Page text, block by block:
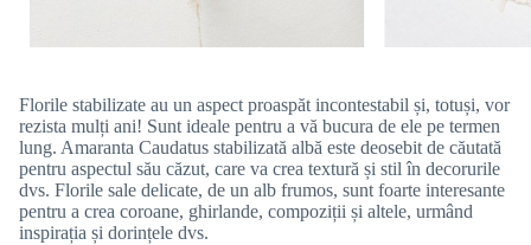
Florile stabilizate au un aspect proaspăt incontestabil și, totuși, vor
rezista mulți ani! Sunt ideale pentru a vă bucura de ele pe termen
lung. Amaranta Caudatus stabilizată albă este deosebit de căutată
pentru aspectul său căzut, care va crea textură și stil în decorurile
dvs. Florile sale delicate, de un alb frumos, sunt foarte interesante
pentru a crea coroane, ghirlande, compoziții și altele, urmând
inspirația și dorințele dvs.